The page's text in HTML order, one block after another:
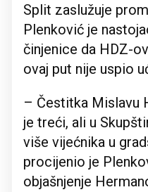
Split zaslužuje
Plenković je
činjenice da HDZ-
ovaj put nije uspio
– Čestitka Mislavu
je treći, ali u
više vijećnika u
procijenio je
objašnjenje